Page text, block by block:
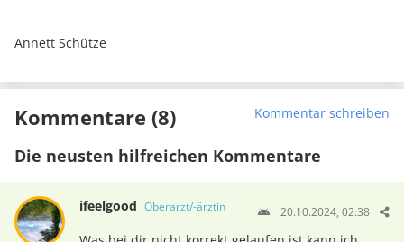
Annett Schütze
Kommentare (8) Kommentar schreiben
Die neusten hilfreichen Kommentare
ifeelgood Oberarzt/-ärztin 20.10.2024, 02:38